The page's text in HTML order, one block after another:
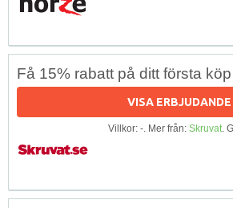
Få 15% rabatt på ditt första köp
VISA ERBJUDANDE
Villkor: -. Mer från: Skruvat.